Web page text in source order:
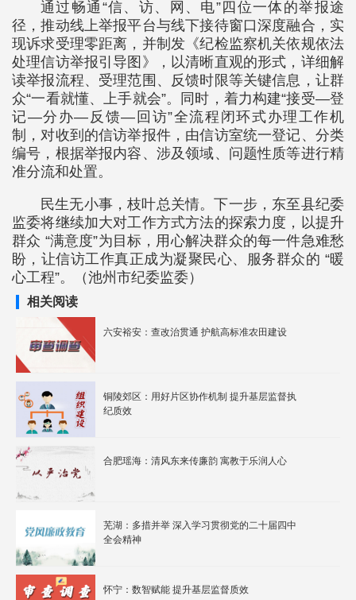
通过畅通“信、访、网、电”四位一体的举报途
径，推动线上举报平台与线下接待窗口深度融合，实
现诉求受理零距离，并制发《纪检监察机关依规依法
处理信访举报引导图》，以清晰直观的形式，详细解
读举报流程、受理范围、反馈时限等关键信息，让群
众“一看就懂、上手就会”。同时，着力构建“接受—登
记—分办—反馈—回访”全流程闭环式办理工作机
制，对收到的信访举报件，由信访室统一登记、分类
编号，根据举报内容、涉及领域、问题性质等进行精
准分流和处置。
民生无小事，枝叶总关情。下一步，东至县纪委
监委将继续加大对工作方式方法的探索力度，以提升
群众 “满意度”为目标，用心解决群众的每一件急难愁
盼，让信访工作真正成为凝聚民心、服务群众的 “暖
心工程”。（池州市纪委监委）
相关阅读
六安裕安：查改治贯通 护航高标准农田建设
铜陵郊区：用好片区协作机制 提升基层监督执
纪质效
合肥瑶海：清风东来传廉韵 寓教于乐润人心
芜湖：多措并举 深入学习贯彻党的二十届四中
全会精神
怀宁：数智赋能 提升基层监督质效